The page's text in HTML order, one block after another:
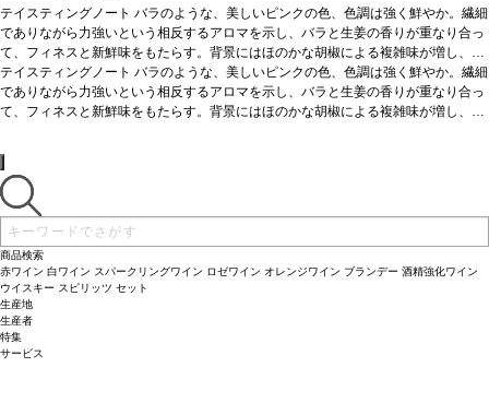
テイスティングノート バラのような、美しいピンクの色、色調は強く鮮やか。繊細
でありながら力強いという相反するアロマを示し、バラと生姜の香りが重なり合っ
て、フィネスと新鮮味をもたらす。背景にはほのかな胡椒による複雑味が増し、嗅
覚を満たす。口に含むと、芳醇な味わい、豊かなアロマがリカーとフレッシュさの
完璧なバランスによって支えられている。花の滑らかな風味はフィニッシュへと続
き、ほのかな胡椒は食事のお供に最適。
合う料理食前酒として。柑橘類や甘酸っぱいエビの前菜、サーモンとタルタルソー
ス、リンゴや卵とアキテーヌのキャビア、甘辛くスパイシーなエビや生魚のアジア
ン料理と好相性。
テイスティングノート バラのような、美しいピンクの色、色調は強く鮮やか。繊細
でありながら力強いという相反するアロマを示し、バラと生姜の香りが重なり合っ
て、フィネスと新鮮味をもたらす。背景にはほのかな胡椒による複雑味が増し、嗅
完璧なバランスによって支えられている。花の滑らかな風味はフィニッシュへと続
き、ほのかな胡椒は食事のお供に最適。
ス、リンゴや卵とアキテーヌのキャビア、甘辛くスパイシーなエビや生魚のアジア
ン料理と好相性。
葡萄品種
商品検索
赤ワイン 白ワイン スパークリングワイン ロゼワイン オレンジワイン ブランデー 酒精強化ワイン
ウイスキー スピリッツ セット
生産地
生産者
特集
サービス